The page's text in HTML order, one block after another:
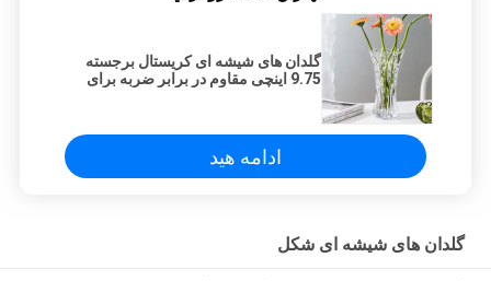
گلدان های شیشه ای کریستال برجسته
9.75 اینچی مقاوم در برابر ضربه برای
ادامه هید
گلدان های شیشه ای شکل